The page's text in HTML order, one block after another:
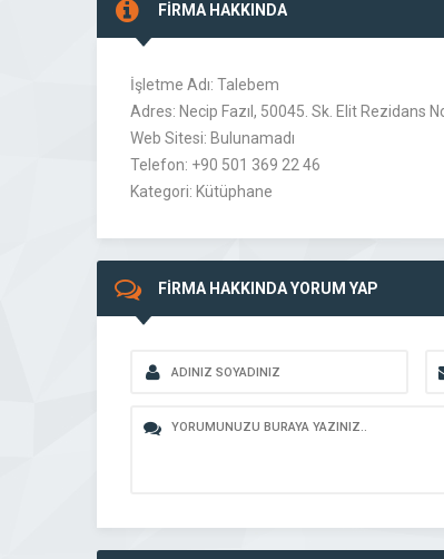
FİRMA HAKKINDA
İşletme Adı: Talebem
Adres: Necip Fazıl, 50045. Sk. Elit Rezidans
Web Sitesi: Bulunamadı
Telefon: +90 501 369 22 46
Kategori: Kütüphane
FİRMA HAKKINDA YORUM YAP